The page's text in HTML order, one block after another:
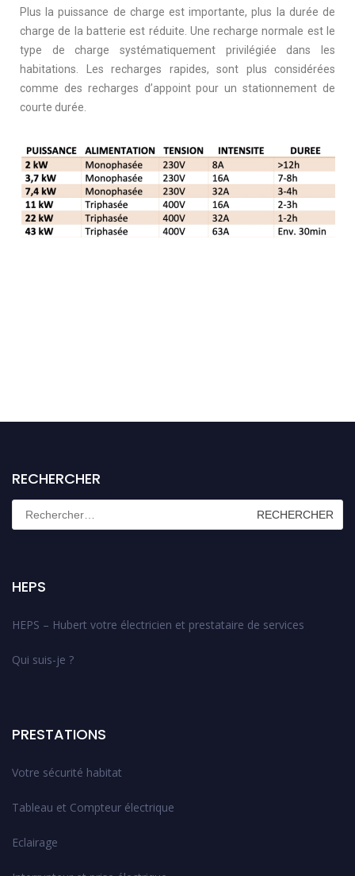
Plus la puissance de charge est importante, plus la durée de
charge de la batterie est réduite. Une recharge normale est le
type de charge systématiquement privilégiée dans les
habitations. Les recharges rapides, sont plus considérées
comme des recharges d’appoint pour un stationnement de
courte durée.
RECHERCHER
HEPS
HEPS – Hubert votre électricien et prestataire de services
Qui suis-je ?
PRESTATIONS
Votre sécurité habitat
Tableau et Compteur électrique
Eclairage